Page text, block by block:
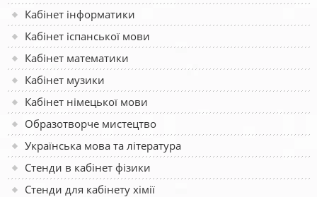
Кабінет інформатики
Кабінет іспанської мови
Кабінет математики
Кабінет музики
Кабінет німецької мови
Образотворче мистецтво
Українська мова та література
Стенди в кабінет фізики
Стенди для кабінету хімії